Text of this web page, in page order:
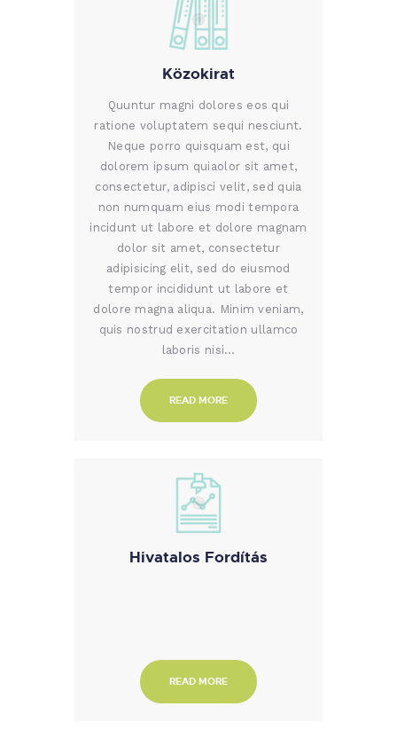
Közokirat
Quuntur magni dolores eos qui
ratione voluptatem sequi nesciunt.
Neque porro quisquam est, qui
dolorem ipsum quiaolor sit amet,
consectetur, adipisci velit, sed quia
non numquam eius modi tempora
incidunt ut labore et dolore magnam
dolor sit amet, consectetur
adipisicing elit, sed do eiusmod
tempor incididunt ut labore et
dolore magna aliqua. Minim veniam,
quis nostrud exercitation ullamco
laboris nisi…
READ MORE
Hivatalos Fordítás
READ MORE